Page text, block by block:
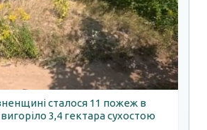
сталося 11 пожеж в
3,4 гектара сухостою